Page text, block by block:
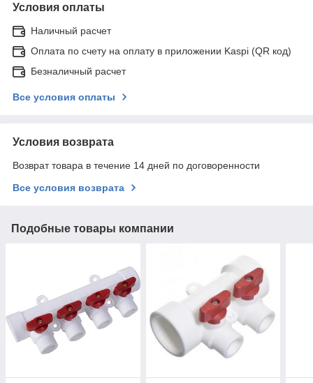
Условия оплаты
Наличный расчет
Оплата по счету на оплату в приложении Kaspi (QR код)
Безналичный расчет
Все условия оплаты
Условия возврата
Возврат товара в течение 14 дней по договоренности
Все условия возврата
Подобные товары компании